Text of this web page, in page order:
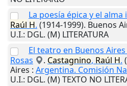
La poesía épica y el
Raúl H. (1914-1999). Buenos
U.I.: DGL. (M) LITERATURA
El teatro en Buenos
Rosas
. Castagnino, Raúl H.
Aires : Argentina. Comisión
U.I.: DGL. (M) TEXTO NO